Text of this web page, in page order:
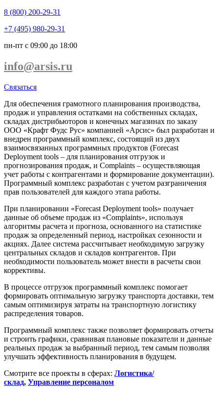
8 (800) 200-29-31
+7 (495) 980-29-31
пн-пт с 09:00 до 18:00
info@arsis.ru
Связаться
Для обеспечения грамотного планирования производства,
продаж и управления остатками на собственных складах,
складах дистрибьюторов и конечных магазинах по заказу
ООО «Крафт Фудс Рус» компанией «Арсис» был разработан и
внедрен программный комплекс, состоящий из двух
взаимосвязанных программных продуктов (Forecast
Deployment tools – для планирования отгрузок и
прогнозирования продаж, и Complaints – осуществляющая
учет работы с контрагентами и формирование документации).
Программный комплекс разработан с учетом разграничения
прав пользователей для каждого этапа работы.
При планировании «Forecast Deployment tools» получает
данные об объеме продаж из «Complaints», используя
алгоритмы расчета и прогноза, основанного на статистике
продаж за определенный период, настройках сезонности и
акциях. Далее система рассчитывает необходимую загрузку
центральных складов и складов контрагентов. При
необходимости пользователь может внести в расчеты свои
коррективы.
В процессе отгрузок программный комплекс помогает
формировать оптимальную загрузку транспорта доставки, тем
самым оптимизируя затраты на транспортную логистику
распределения товаров.
Программный комплекс также позволяет формировать отчеты
и строить графики, сравнивая плановые показатели и данные
реальных продаж за выбранный период, тем самым позволяя
улучшать эффективность планирования в будущем.
Смотрите все проекты в сферах: Логистика/
склад, Управление персоналом